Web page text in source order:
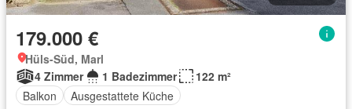
179.000 €
Hüls-Süd, Marl
4 Zimmer
1 Badezimmer
122 m²
Balkon
Ausgestattete Küche